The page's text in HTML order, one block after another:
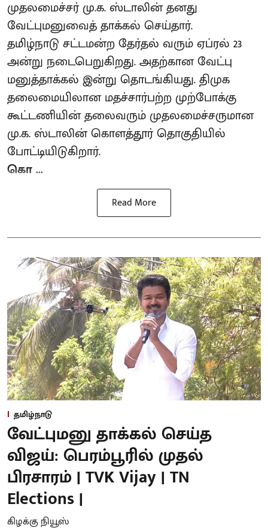
முதலமைச்சர் மு.க. ஸ்டாலின் தனது
வேட்புமனுவைத் தாக்கல் செய்தார்.
தமிழ்நாடு சட்டமன்ற தேர்தல் வரும் ஏப்ரல் 23
அன்று நடைபெறுகிறது. அதற்கான வேட்பு
மனுத்தாக்கல் இன்று தொடங்கியது. திமுக
தலைமையிலான மதச்சார்பற்ற முற்போக்கு
கூட்டணியின் தலைவரும் முதலமைச்சருமான
மு.க. ஸ்டாலின் கொளத்தூர் தொகுதியில்
போட்டியிடுகிறார்.
கொ ...
Read More
தமிழ்நாடு
வேட்புமனு தாக்கல் செய்த
விஜய்: பெரம்பூரில் முதல்
பிரசாரம் | TVK Vijay | TN
Elections |
கிழக்கு நியூஸ்